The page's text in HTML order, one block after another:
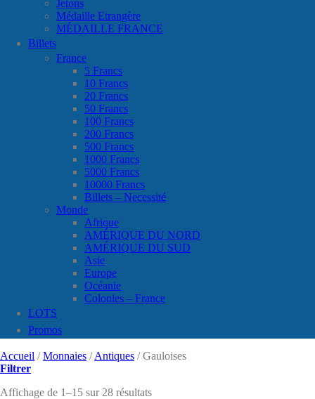
Jetons
Médaille Etrangère
MÉDAILLE FRANCE
Billets
France
5 Francs
10 Francs
20 Francs
50 Francs
100 Francs
200 Francs
500 Francs
1000 Francs
5000 Francs
10000 Francs
Billets – Necessité
Monde
Afrique
AMÉRIQUE DU NORD
AMÉRIQUE DU SUD
Asie
Europe
Océanie
Colonies – France
LOTS
Promos
Accueil / Monnaies / Antiques /Gauloises
Filtrer
Affichage de 1–15 sur 28 résultats